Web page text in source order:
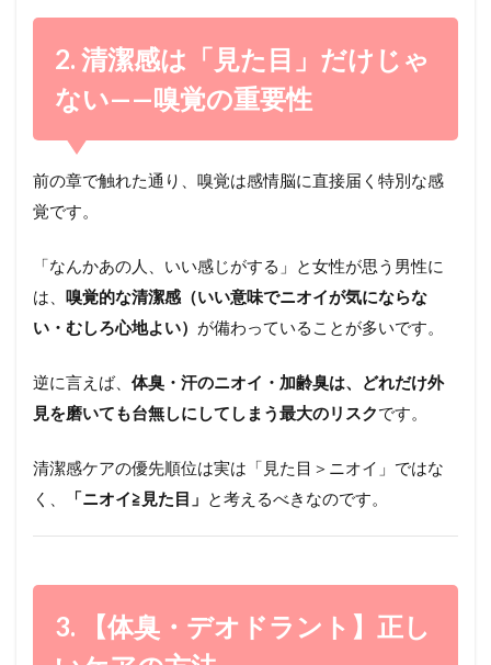
2. 清潔感は「見た目」だけじゃ
ない——嗅覚の重要性
前の章で触れた通り、嗅覚は感情脳に直接届く特別な感
覚です。
「なんかあの人、いい感じがする」と女性が思う男性に
は、 嗅覚的な清潔感（いい意味でニオイが気にならな
い・むしろ心地よい） が備わっていることが多いです。
逆に言えば、 体臭・汗のニオイ・加齢臭は、どれだけ外
見を磨いても台無しにしてしまう最大のリスクです。
清潔感ケアの優先順位は実は「見た目＞ニオイ」ではな
く、
「ニオイ≧見た目」 と考えるべきなのです。
3. 【体臭・デオドラント】正し